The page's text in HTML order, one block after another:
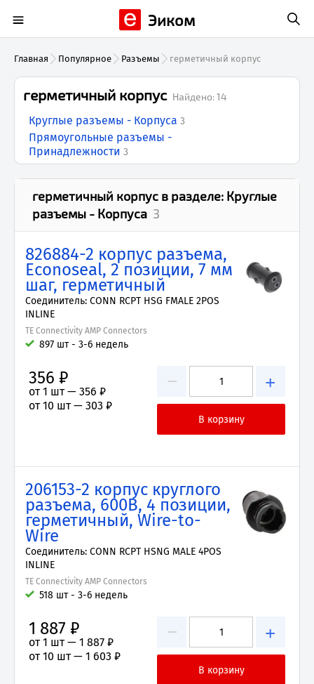
Эиком
Главная Популярное Разъемы герметичный корпус
герметичный корпус Найдено:14
Круглые разъемы - Корпуса 3
Прямоугольные разъемы -
Принадлежности 3
герметичный корпус в разделе: Круглые
разъемы - Корпуса 3
826884-2 корпус разъема,
Econoseal, 2 позиции, 7 мм
шаг, герметичный
Соединитель: CONN RCPT HSG FMALE 2POS
INLINE
TE Connectivity AMP Connectors
897 шт - 3-6 недель
− +
356 ₽
от 1 шт — 356 ₽
от 10 шт — 303 ₽
206153-2 корпус круглого
разъема, 600В, 4 позиции,
герметичный, Wire-to-
Wire
Соединитель: CONN RCPT HSNG MALE 4POS
INLINE
TE Connectivity AMP Connectors
518 шт - 3-6 недель
− +
1 887 ₽
от 1 шт — 1 887 ₽
от 10 шт — 1 603 ₽